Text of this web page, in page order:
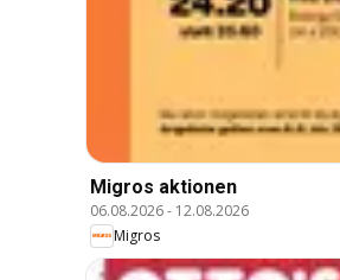
Migros aktionen
06.08.2026- 12.08.2026
Migros